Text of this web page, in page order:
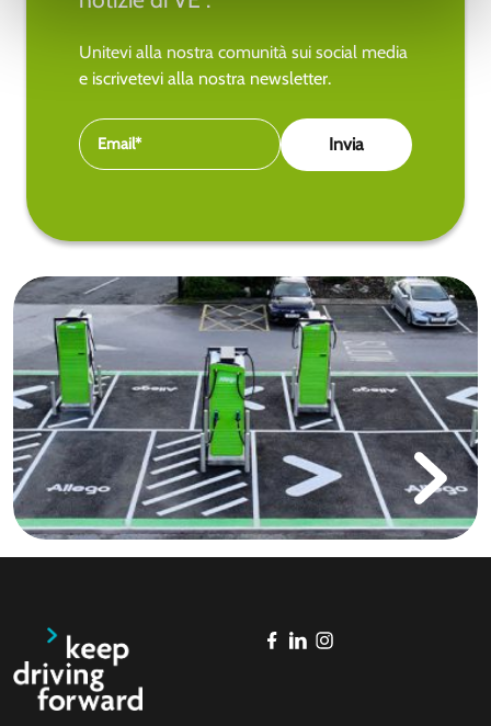
Unitevi alla nostra comunità sui social media
e iscrivetevi alla nostra newsletter.